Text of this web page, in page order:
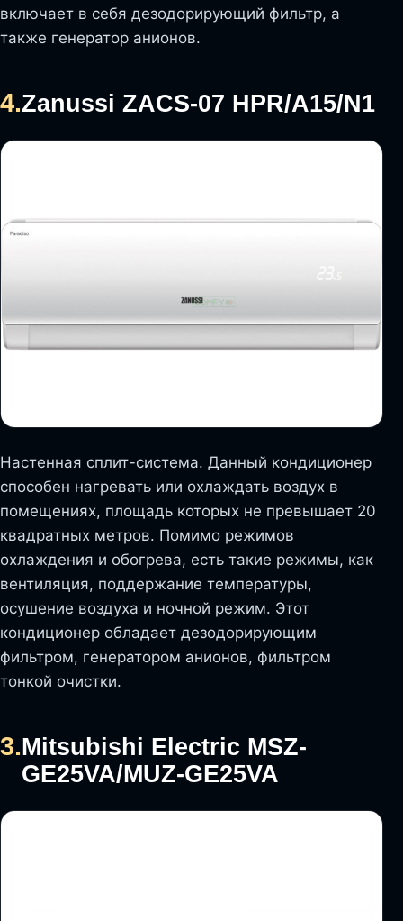
включает в себя дезодорирующий фильтр, а
также генератор анионов.
4.Zanussi ZACS-07 HPR/A15/N1
Настенная сплит-система. Данный кондиционер
способен нагревать или охлаждать воздух в
помещениях, площадь которых не превышает 20
квадратных метров. Помимо режимов
охлаждения и обогрева, есть такие режимы, как
вентиляция, поддержание температуры,
осушение воздуха и ночной режим. Этот
кондиционер обладает дезодорирующим
фильтром, генератором анионов, фильтром
тонкой очистки.
3.Mitsubishi Electric MSZ-
GE25VA/MUZ-GE25VA